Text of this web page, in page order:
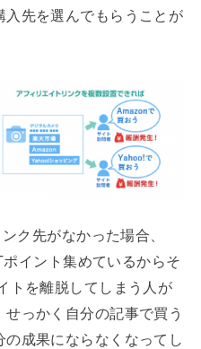
入先を選んでもらうことが
ク先がなかった場合、
ポイント集めているからそ
トを離脱してしまう人が
っかく自分の記事で買う
成果にならなくなってし